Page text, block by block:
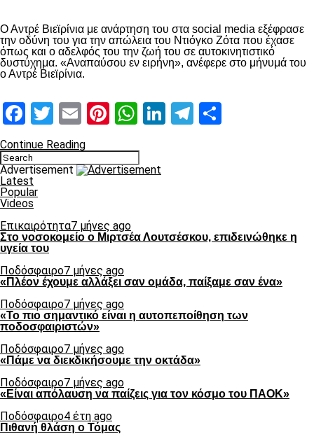
Ο Αντρέ Βιεϊρίνια με ανάρτηση του στα social media εξέφρασε
την οδύνη του για την απώλεια του Ντιόγκο Ζότα που έχασε
όπως και ο αδελφός του την ζωή του σε αυτοκινητιστικό
δυστύχημα. «Αναπαύσου εν ειρήνη», ανέφερε στο μήνυμά του
ο Αντρέ Βιεϊρίνια.
Facebook
Twitter
EmailPinterest
WhatsApp
LinkedIn
Telegram
Continue Reading
Advertisement
Latest
Popular
Videos
Επικαιρότητα7 μήνες ago
Στο νοσοκομείο ο Μιρτσέα Λουτσέσκου, επιδεινώθηκε η
υγεία του
Ποδόσφαιρο7 μήνες ago
«Πλέον έχουμε αλλάξει σαν ομάδα, παίξαμε σαν ένα»
Ποδόσφαιρο7 μήνες ago
«Το πιο σημαντικό είναι η αυτοπεποίθηση των
ποδοσφαιριστών»
Ποδόσφαιρο7 μήνες ago
«Πάμε να διεκδικήσουμε την οκτάδα»
Ποδόσφαιρο7 μήνες ago
«Είναι απόλαυση να παίζεις για τον κόσμο του ΠΑΟΚ»
Ποδόσφαιρο4 έτη ago
Πιθανή θλάση ο Τόμας